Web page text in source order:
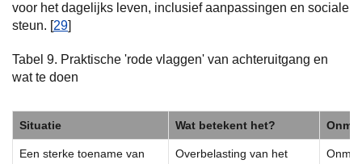
voor het dagelijks leven, inclusief aanpassingen en sociale
steun. [29]
Tabel 9. Praktische 'rode vlaggen' van achteruitgang en
wat te doen
Situatie Wat betekent het?
Een sterke toename van
Overbelasting van het